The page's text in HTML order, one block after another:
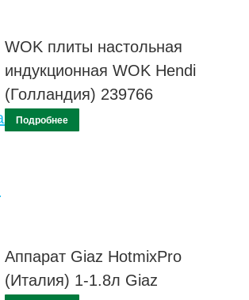
WOK плиты настольная
индукционная WOK Hendi
(Голландия) 239766
Подробнее
Аппарат Giaz HotmixPro
(Италия) 1-1.8л Giaz